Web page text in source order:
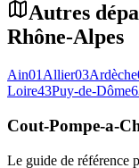
Autres
Rhône-Alpes
Ain01 Allier03Ardèche
Loire43Puy-de-Dôme
Cout-Pompe-a-
Le guide de référence